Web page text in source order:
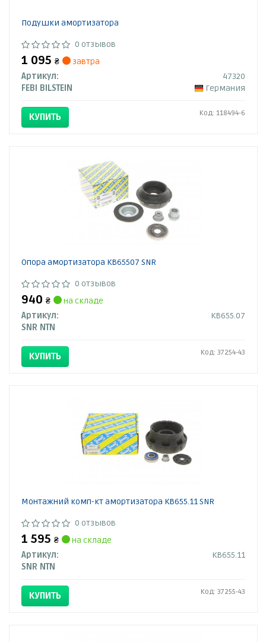
Подушки амортизатора
0 отзывов
1 095 ₴
завтра
Артикул:
47320
FEBI BILSTEIN
Германия
КУПИТЬ Код: 118494-6
Опора амортизатора KB65507 SNR
0 отзывов
940 ₴
на складе
Артикул:
KB655.07
SNR NTN
КУПИТЬ Код: 37254-43
Монтажний комп-кт амортизатора KB655.11 SNR
0 отзывов
1 595 ₴
на складе
Артикул:
KB655.11
SNR NTN
КУПИТЬ Код: 37255-43